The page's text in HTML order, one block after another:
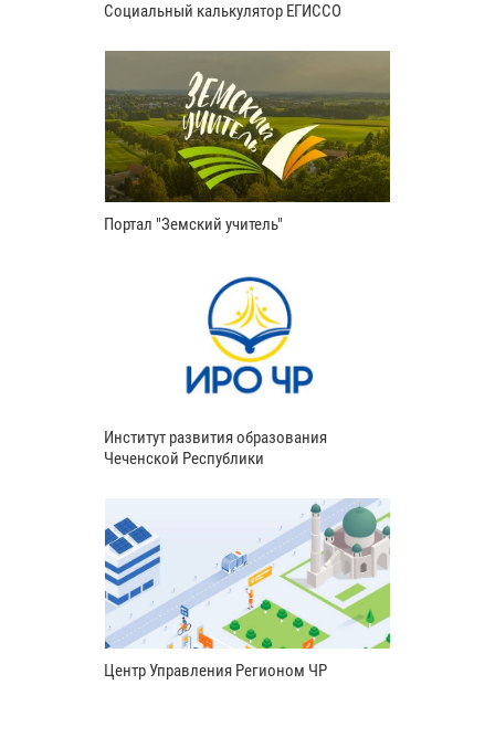
Социальный калькулятор ЕГИССО
Портал "Земский учитель"
Институт развития образования
Чеченской Республики
Центр Управления Регионом ЧР